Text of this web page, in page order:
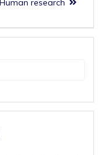
Human research